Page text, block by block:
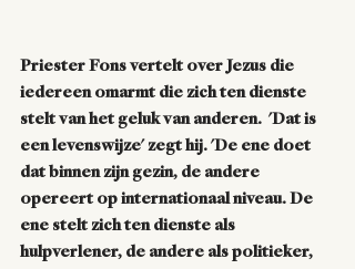
Priester Fons vertelt over Jezus die
iedereen omarmt die zich ten dienste
stelt van het geluk van anderen.  'Dat is
een levenswijze' zegt hij. 'De ene doet
dat binnen zijn gezin, de andere
opereert op internationaal niveau. De
ene stelt zich ten dienste als
hulpverlener, de andere als politieker,